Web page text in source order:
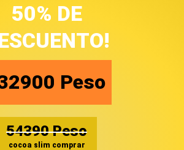
50% DE
Peso
54390 Peso
cocoa slim comprar